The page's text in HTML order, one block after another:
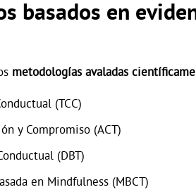
basados en
metodologías avaladas
(TCC)
y Compromiso (ACT)
(DBT)
en Mindfulness (MBCT)